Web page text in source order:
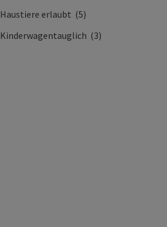
Haustiere erlaubt (5)
Kinderwagentauglich (3)